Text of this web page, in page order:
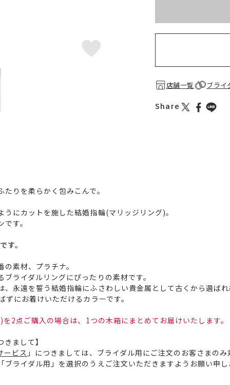
店舗一覧 ブライ
Share
りを柔らかく包みこんで。
にカットを施した結婚指輪(マリッジリング)。
す。
す。
素材、プラチナ。
ライダルリングにぴったりの素材です。
、永遠を誓う結婚指輪にふさわしい貴金属として古くから選ば
にお着けいただけるカラーです。
2点ご購入の場合は、1つの木箱にまとめてお届けいたします。
まして】
ービス 」につきましては、ブライダル用にご注文のお客さまの
ブライダル用」を選択のうえご注文いただきますようお願い申